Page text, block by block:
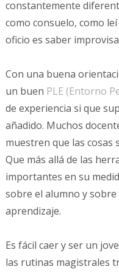
constantemente
como consuelo, como
oficio es saber
Con una buena
un buen PLE (Entorno
de experiencia si que
añadido. Muchos
muestren que las cosas
Que más allá de las
importantes en su
sobre el alumno y
aprendizaje.
Es fácil caer y ser un
las rutinas magistrales